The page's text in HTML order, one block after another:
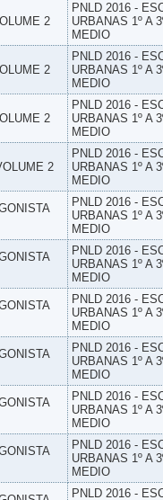
2
PNLD 2016 -
URBANAS 1º A
MEDIO
2
PNLD 2016 -
URBANAS 1º A
MEDIO
2
PNLD 2016 -
URBANAS 1º A
MEDIO
2
PNLD 2016 -
URBANAS 1º A
MEDIO
PNLD 2016 -
URBANAS 1º A
MEDIO
PNLD 2016 -
URBANAS 1º A
MEDIO
PNLD 2016 -
URBANAS 1º A
MEDIO
PNLD 2016 -
URBANAS 1º A
MEDIO
PNLD 2016 -
URBANAS 1º A
MEDIO
PNLD 2016 -
URBANAS 1º A
MEDIO
PNLD 2016 -